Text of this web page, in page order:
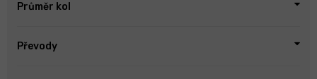
Průměr kol
Převody